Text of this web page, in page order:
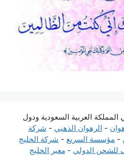
العربية السعودية ودول
- الرهوان الذهبي - شركة
- مؤسسة السريع - شركة الخليج
الدولي - معبر الخليج